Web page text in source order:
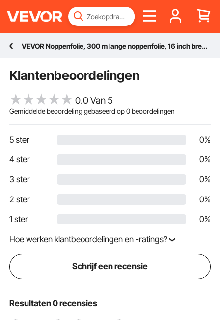
VEVOR Noppenfolie, 300 m lange noppenfolie, 16 inch brede folie, rol noppenfolie voor verpakkingsmachine
Klantenbeoordelingen
0.0 Van 5
Gemiddelde beoordeling gebaseerd op0beoordelingen
5 ster 0%
4 ster 0%
3 ster 0%
2 ster 0%
1 ster 0%
Hoe werken klantbeoordelingen en -ratings?
Schrijf een recensie
Resultaten 0 recensies